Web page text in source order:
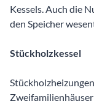
Kessels. Auch die
den Speicher
Stückholzkessel